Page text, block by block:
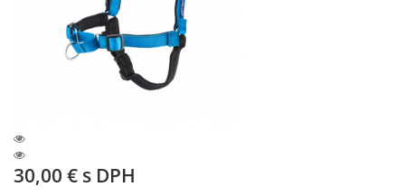
30,00 € s DPH